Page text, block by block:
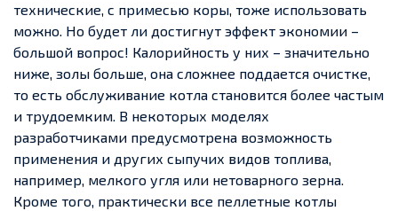
технические, с примесью коры, тоже использовать
можно. Но будет ли достигнут эффект экономии –
большой вопрос! Калорийность у них – значительно
ниже, золы больше, она сложнее поддается очистке,
то есть обслуживание котла становится более частым
и трудоемким. В некоторых моделях
разработчиками предусмотрена возможность
применения и других сыпучих видов топлива,
например, мелкого угля или нетоварного зерна.
Кроме того, практически все пеллетные котлы